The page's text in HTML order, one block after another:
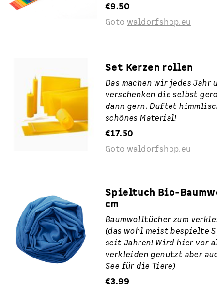
€9.50
Goto waldorfshop.eu
Set Kerzen rollen
Das machen wir jedes Jahr
verschenken die selbst
dann gern. Duftet
schönes Material!
€17.50
Goto waldorfshop.eu
Spieltuch Bio-
cm
Baumwolltücher zum
(das wohl meist bespielte
seit Jahren! Wird hier vor
verkleiden genutzt aber
See für die Tiere)
€3.99